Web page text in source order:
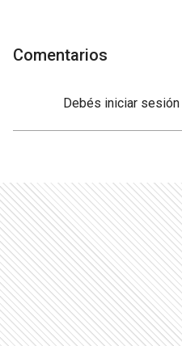
Comentarios
Debés iniciar sesión